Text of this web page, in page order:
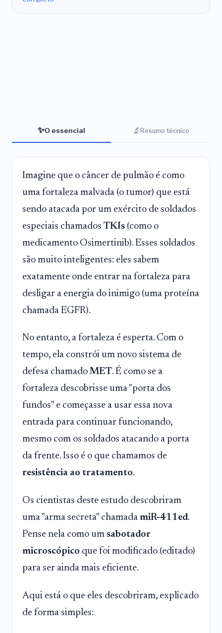
✨O essencial 🔬Resumo técnico
Imagine que o câncer de pulmão é como
uma fortaleza malvada (o tumor) que está
sendo atacada por um exército de soldados
especiais chamados TKIs (como o
medicamento Osimertinib). Esses soldados
são muito inteligentes: eles sabem
exatamente onde entrar na fortaleza para
desligar a energia do inimigo (uma proteína
chamada EGFR).
No entanto, a fortaleza é esperta. Com o
tempo, ela constrói um novo sistema de
defesa chamado MET. É como se a
fortaleza descobrisse uma "porta dos
fundos" e começasse a usar essa nova
entrada para continuar funcionando,
mesmo com os soldados atacando a porta
da frente. Isso é o que chamamos de
resistência ao tratamento.
Os cientistas deste estudo descobriram
uma "arma secreta" chamada miR-411ed.
Pense nela como um sabotador
microscópico que foi modificado (editado)
para ser ainda mais eficiente.
Aqui está o que eles descobriram, explicado
de forma simples: